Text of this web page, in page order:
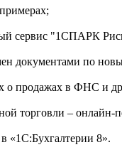
сервис "1СПАРК
документами по
о продажах в ФНС и
торговли –
«1С:Бухгалтерии 8».